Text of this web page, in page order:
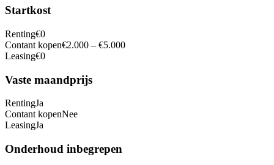
Startkost
Renting€0
Contant kopen€2.000 – €5.000
Leasing€0
Vaste maandprijs
RentingJa
Contant kopenNee
LeasingJa
Onderhoud inbegrepen